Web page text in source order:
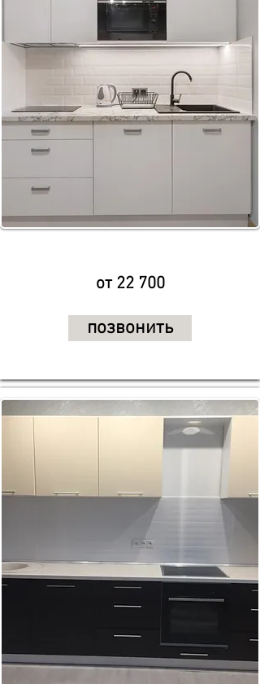
от 22 700
позвонить